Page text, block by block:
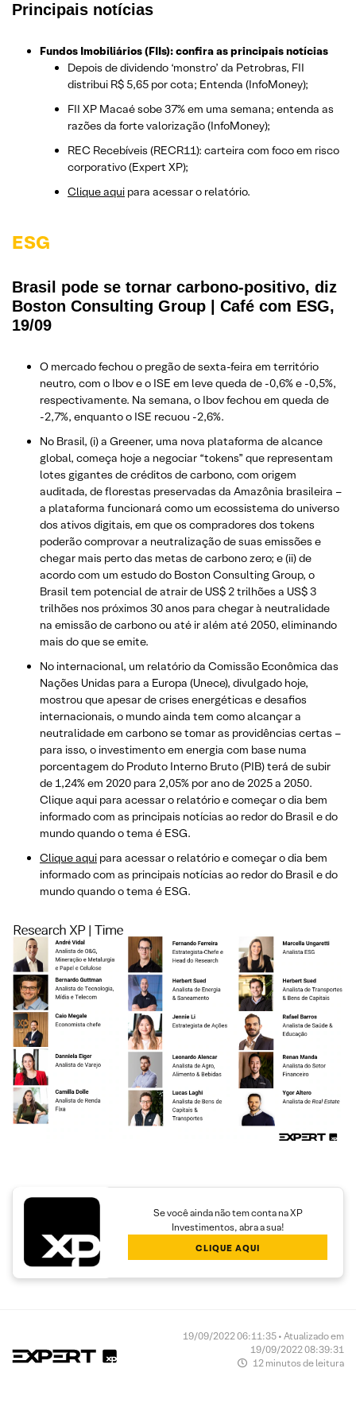
Principais notícias
Fundos Imobiliários (FIIs): confira as principais notícias
Depois de dividendo ‘monstro’ da Petrobras, FII
distribui R$ 5,65 por cota; Entenda (InfoMoney);
FII XP Macaé sobe 37% em uma semana; entenda as
razões da forte valorização (InfoMoney);
REC Recebíveis (RECR11): carteira com foco em risco
corporativo (Expert XP);
Clique aqui para acessar o relatório.
ESG
Brasil pode se tornar carbono-positivo, diz
Boston Consulting Group | Café com ESG,
19/09
O mercado fechou o pregão de sexta-feira em território
neutro, com o Ibov e o ISE em leve queda de -0,6% e -0,5%,
respectivamente. Na semana, o Ibov fechou em queda de
-2,7%, enquanto o ISE recuou -2,6%.
No Brasil, (i) a Greener, uma nova plataforma de alcance
global, começa hoje a negociar “tokens” que representam
lotes gigantes de créditos de carbono, com origem
auditada, de florestas preservadas da Amazônia brasileira –
a plataforma funcionará como um ecossistema do universo
dos ativos digitais, em que os compradores dos tokens
poderão comprovar a neutralização de suas emissões e
chegar mais perto das metas de carbono zero; e (ii) de
acordo com um estudo do Boston Consulting Group, o
Brasil tem potencial de atrair de US$ 2 trilhões a US$ 3
trilhões nos próximos 30 anos para chegar à neutralidade
na emissão de carbono ou até ir além até 2050, eliminando
mais do que se emite.
No internacional, um relatório da Comissão Econômica das
Nações Unidas para a Europa (Unece), divulgado hoje,
mostrou que apesar de crises energéticas e desafios
internacionais, o mundo ainda tem como alcançar a
neutralidade em carbono se tomar as providências certas –
para isso, o investimento em energia com base numa
porcentagem do Produto Interno Bruto (PIB) terá de subir
de 1,24% em 2020 para 2,05% por ano de 2025 a 2050.
Clique aqui para acessar o relatório e começar o dia bem
informado com as principais notícias ao redor do Brasil e do
mundo quando o tema é ESG.
Clique aqui para acessar o relatório e começar o dia bem
informado com as principais notícias ao redor do Brasil e do
mundo quando o tema é ESG.
Se você ainda não tem conta na XP
Investimentos, abra a sua!
CLIQUE AQUI
19/09/2022 06:11:35 • Atualizado em
19/09/2022 08:39:31
12 minutos de leitura